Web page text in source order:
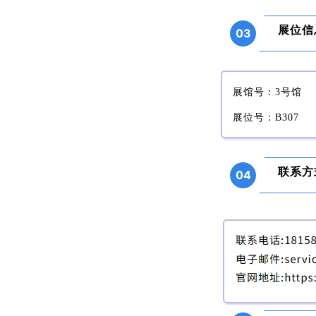
03 展位
展馆号 ：3号馆
展位号：B307
04 联系